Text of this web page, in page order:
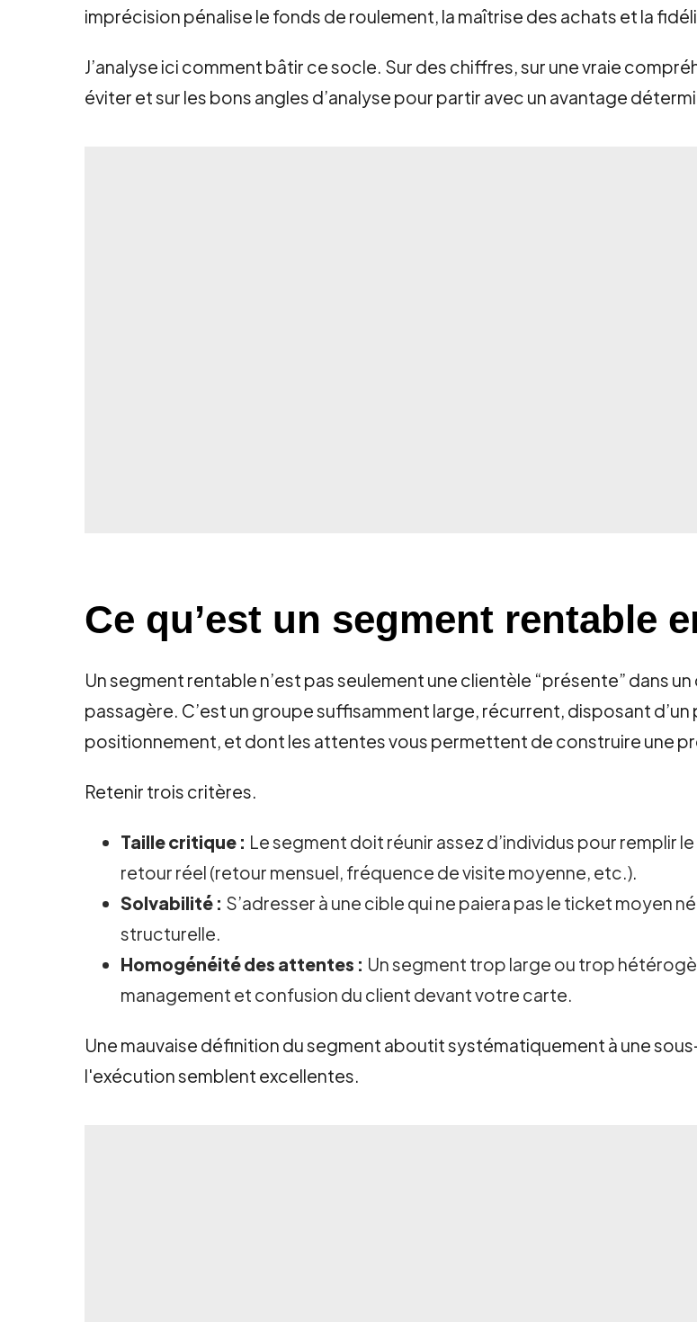
imprécision pénalise le fonds de roulement, la maîtrise des achats et la
J’analyse ici comment bâtir ce socle. Sur des chiffres, sur une vraie
éviter et sur les bons angles d’analyse pour partir avec un avantage
Ce qu’est un segment rentable
Un segment rentable n’est pas seulement une clientèle “présente” dans
passagère. C’est un groupe suffisamment large, récurrent, disposant
positionnement, et dont les attentes vous permettent de construire une
Retenir trois critères.
Taille critique : Le segment doit réunir assez d’individus pour remplir
retour réel (retour mensuel, fréquence de visite moyenne, etc.).
Solvabilité : S’adresser à une cible qui ne paiera pas le ticket moyen
structurelle.
Homogénéité des attentes : Un segment trop large ou trop
management et confusion du client devant votre carte.
Une mauvaise définition du segment aboutit systématiquement à une
l'exécution semblent excellentes.